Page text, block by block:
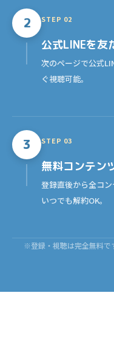
2 STEP 02
公式LINEを友
次のページで公式
ぐ視聴可能。
3 STEP 03
無料コンテン
登録直後から全コ
いつでも解約OK。
※登録・視聴は完全無料で